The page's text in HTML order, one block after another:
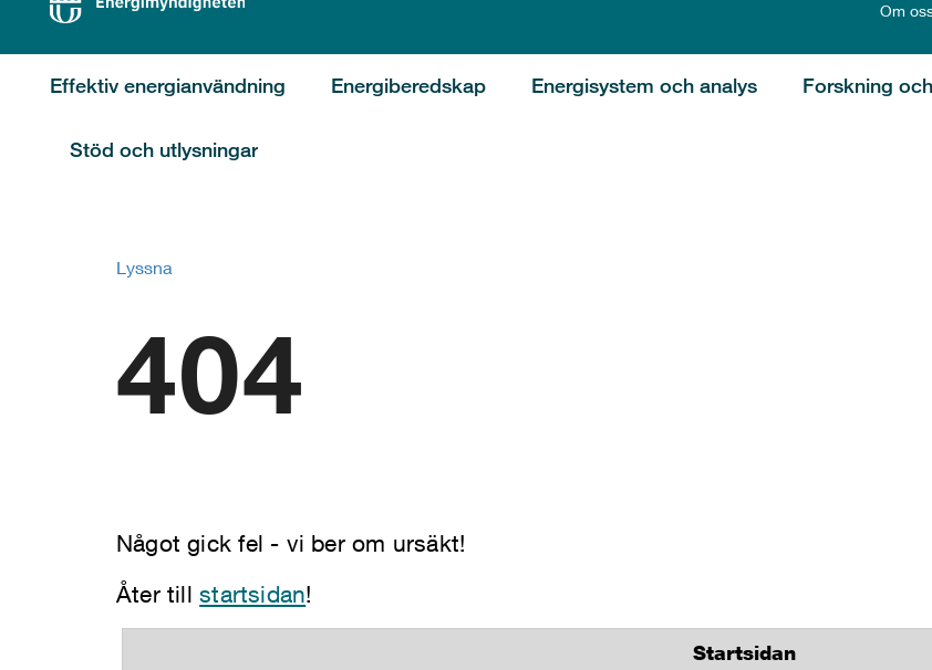
Om
Effektiv energianvändning Energiberedskap Energisystem och analys Forskning
Stöd och utlysningar
Lyssna
404
Något gick fel - vi ber om ursäkt!
Åter tillstartsidan!
Startsidan